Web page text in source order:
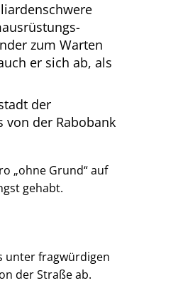
zum Warten
er sich ab, als
der
von der Rabobank
ohne Grund auf
gehabt.
unter fragwürdigen
der Straße ab.